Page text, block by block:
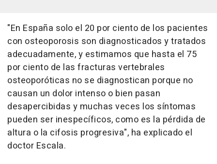
"En España solo el 20 por ciento de los pacientes
con osteoporosis son diagnosticados y tratados
adecuadamente, y estimamos que hasta el 75
por ciento de las fracturas vertebrales
osteoporóticas no se diagnostican porque no
causan un dolor intenso o bien pasan
desapercibidas y muchas veces los síntomas
pueden ser inespecíficos, como es la pérdida de
altura o la cifosis progresiva", ha explicado el
doctor Escala.